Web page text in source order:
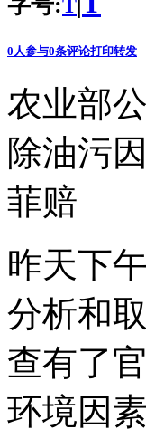
0 人参与0条评论打印转发
农业部
除油污
菲赔
昨天下
分析和
查有了
环境因素